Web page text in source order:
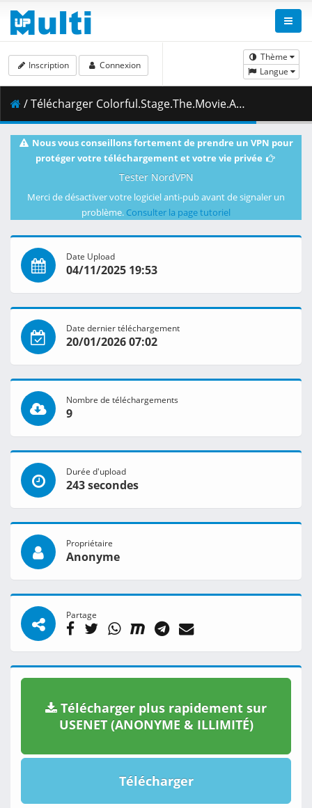
Thème
Langue
Inscription Connexion
/ Télécharger Colorful.Stage.The.Movie.A.Miku.Who.Cant.Sing.2025.1080p.BluRay.DD_5.1.x265-Kawatare.mkv.007 ( 498.08 MB )
Nous vous conseillons fortement de prendre un VPN pour
protéger votre téléchargement et votre vie privée
Tester NordVPN
Merci de désactiver votre logiciel anti-pub avant de signaler un
problème. Consulter la page tutoriel
Date Upload
04/11/2025 19:53
Date dernier téléchargement
20/01/2026 07:02
Nombre de téléchargements
9
Durée d'upload
243 secondes
Propriétaire
Anonyme
Partage
Télécharger plus rapidement sur
USENET (ANONYME & ILLIMITÉ)
Télécharger